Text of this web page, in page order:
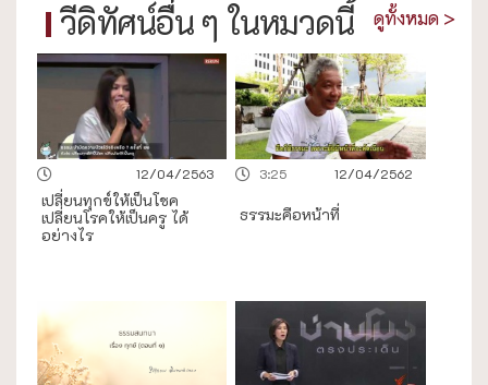
วีดิทัศน์อื่น ๆ ในหมวดนี้
12/04/2563
เปลี่ยนทุกข์ให้เป็นโชค
เปลี่ยนโรคให้เป็นครู ได้
อย่างไร
12/04/2562
3:25
ธรรมะคือหน้าที่
ดูทั้งหมด >